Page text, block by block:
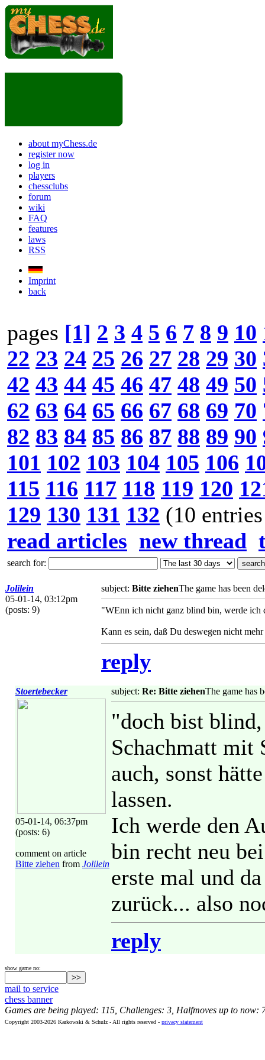
about myChess.de
register now
log in
players
chessclubs
forum
wiki
FAQ
features
laws
RSS
Imprint
back
pages [1] 2 3 4 5 6 7 8 9 10
22 23 24 25 26 27 28 29 30
42 43 44 45 46 47 48 49 50
62 63 64 65 66 67 68 69 70
82 83 84 85 86 87 88 89 90
101 102 103 104 105 106
115 116 117 118 119 120
129 130 131 132 (10
read articles new thread
search for:
Jolilein
05-01-14, 03:12pm
(posts: 9)
subject: Bitte ziehenThe game has been
"WEnn ich nicht ganz blind bin, werde ich
Kann es sein, daß Du deswegen nicht
reply
Stoertebecker
05-01-14, 06:37pm
(posts: 6)
comment on article
Bitte ziehen from Jolilein
subject: Re: Bitte ziehenThe game has
"doch bist
Schachmatt mit
auch, sonst
lassen.
Ich werde den
bin recht neu
erste mal und
zurück... also
reply
show game no:
mail to service
chess banner
Games are being played: 115, Challenges: 3, Halfmoves up to now:
Copyright 2003-2026 Karkowski & Schulz - All rights reserved - privacy statement